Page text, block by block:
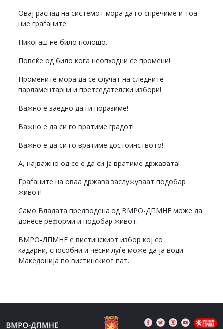
Овај распад на системот мора да го спречиме и тоа
ние граѓаните.
Никогаш не било полошо.
Повеќе од било кога неопходни се промени!
Промените мора да се случат на следните
парламентарни и претседателски избори!
Важно е заедно да ги поразиме!
Важно е да си го вратиме градот!
Важно е да си го вратиме достоинството!
А, најважно од се е да си ја вратиме државата!
Граѓаните на оваа држава заслужуваат подобар
живот!
Само Владата предводена од ВМРО-ДПМНЕ може да
донесе реформи и подобар живот.
ВМРО-ДПМНЕ е вистинскиот избор кој со
кадарни, способни и чесни луѓе може да ја води
Македонија по вистинскиот пат.